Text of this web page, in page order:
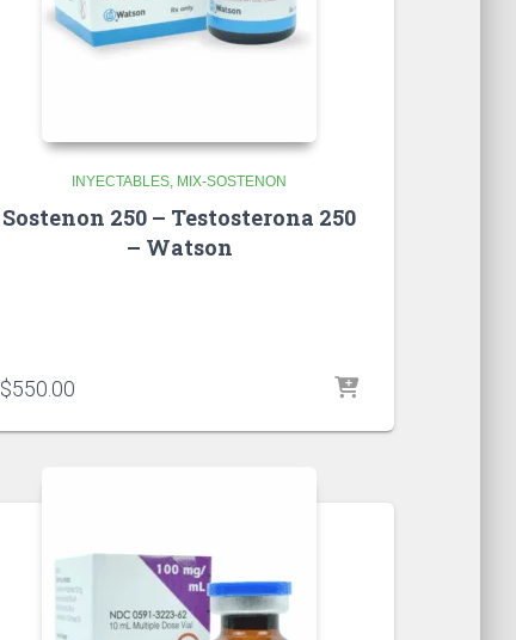
INYECTABLES MIX-SOSTENON
Sostenon 250 – Testosterona 250
– Watson
$550.00